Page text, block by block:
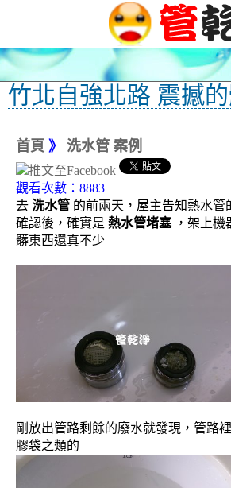
竹北自強北路 震撼
首頁 》 洗水管 案例
觀看次數：8883
去 洗水管 的前兩天，屋主告知熱水管
確認後，確實是 熱水管堵塞 ，架上
髒東西還真不少
剛放出管路剩餘的廢水就發現，管路
膠袋之類的